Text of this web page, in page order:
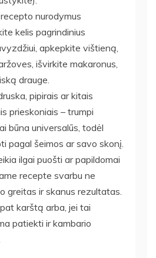
nurodymus
kelis pagrindinius
apkepkite vištieną,
išvirkite makaronus,
drauge.
pipirais ar kitais
prieskoniais – trumpi
būna universalūs, todėl
pagal šeimos ar savo skonį.
ilgai puošti ar papildomai
recepte svarbu ne
greitas ir skanus rezultatas.
karštą arba, jei tai
patiekti ir kambario